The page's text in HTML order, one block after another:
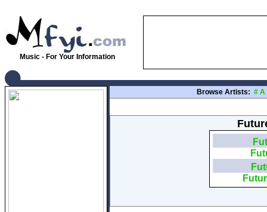
Music - For Your Information
Browse Artists: # A